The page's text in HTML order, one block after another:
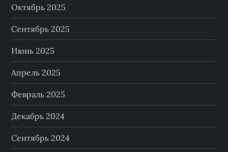
Октябрь 2025
Сентябрь 2025
Июнь 2025
Апрель 2025
Февраль 2025
Декабрь 2024
Сентябрь 2024